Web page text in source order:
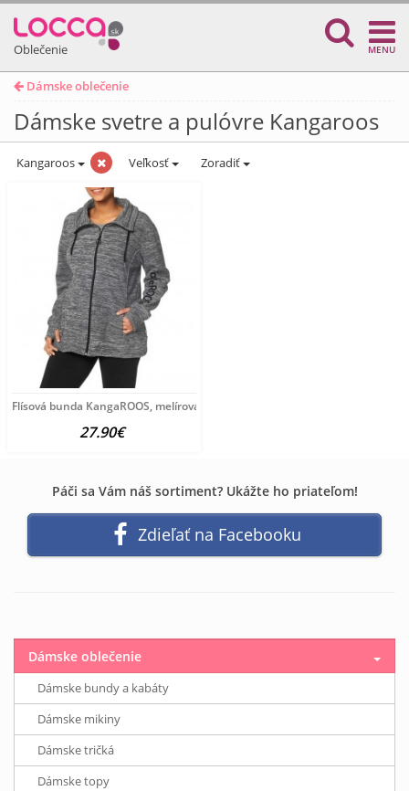
Oblečenie MENU
Dámske oblečenie
Dámske svetre a pulóvre Kangaroos
Kangaroos Veľkosť Zoradiť
Flísová bunda KangaROOS, melírovaná sivá
27.90€
Páči sa Vám náš sortiment? Ukážte ho priateľom!
Zdieľať na Facebooku
Dámske oblečenie
Dámske bundy a kabáty
Dámske mikiny
Dámske tričká
Dámske topy